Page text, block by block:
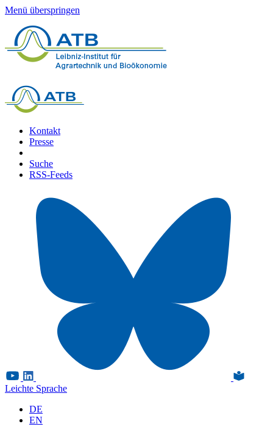
Menü überspringen
Kontakt
Presse
Suche
RSS-Feeds
Leichte Sprache
DE
EN